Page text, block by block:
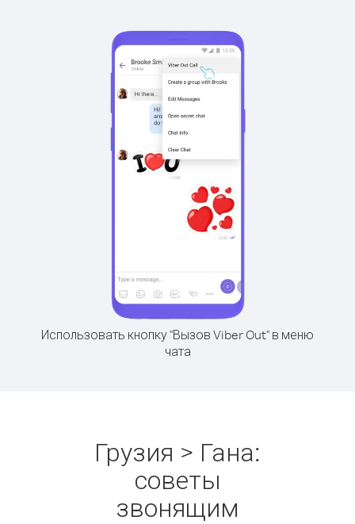
Использовать кнопку "Вызов Viber Out" в меню
чата
Грузия > Гана:
советы
звонящим